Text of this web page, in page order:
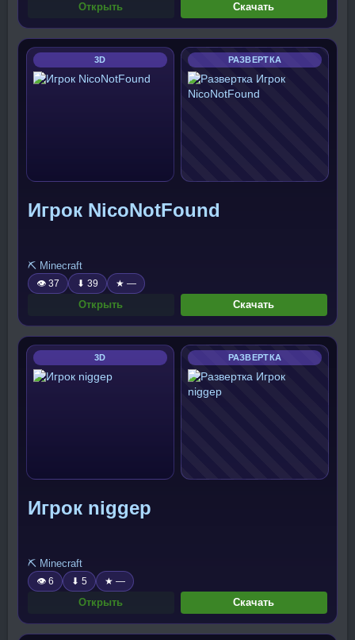
Открыть Скачать
3D РАЗВЕРТКА
Игрок NicoNotFound
⛏️ Minecraft
👁 37 ⬇ 39 ★ —
Открыть Скачать
3D РАЗВЕРТКА
Игрок niggep
⛏️ Minecraft
👁 6 ⬇ 5 ★ —
Открыть Скачать